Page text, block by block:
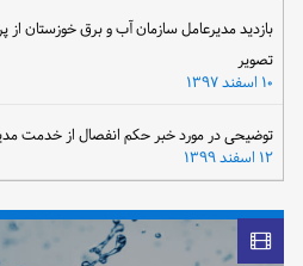
بازدید مدیرعامل سازمان آب و برق خوزستان از
تصویر
توضیحی در مورد خبر حکم انفصال از خدمت